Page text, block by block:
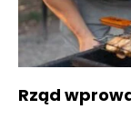
Rząd